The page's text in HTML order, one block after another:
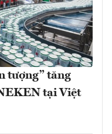
tượng” tăng
tại Việt